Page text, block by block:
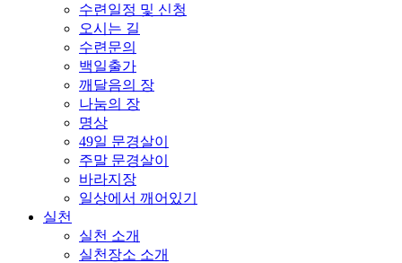
수련일정 및 신청
오시는 길
수련문의
백일출가
깨달음의 장
나눔의 장
명상
49일 문경살이
주말 문경살이
바라지장
일상에서 깨어있기
실천
실천 소개
실천장소 소개